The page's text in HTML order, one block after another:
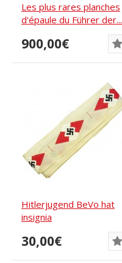
Les plus rares planches
d'épaule du Führer der...
900,00€
Hitlerjugend BeVo hat
insignia
30,00€